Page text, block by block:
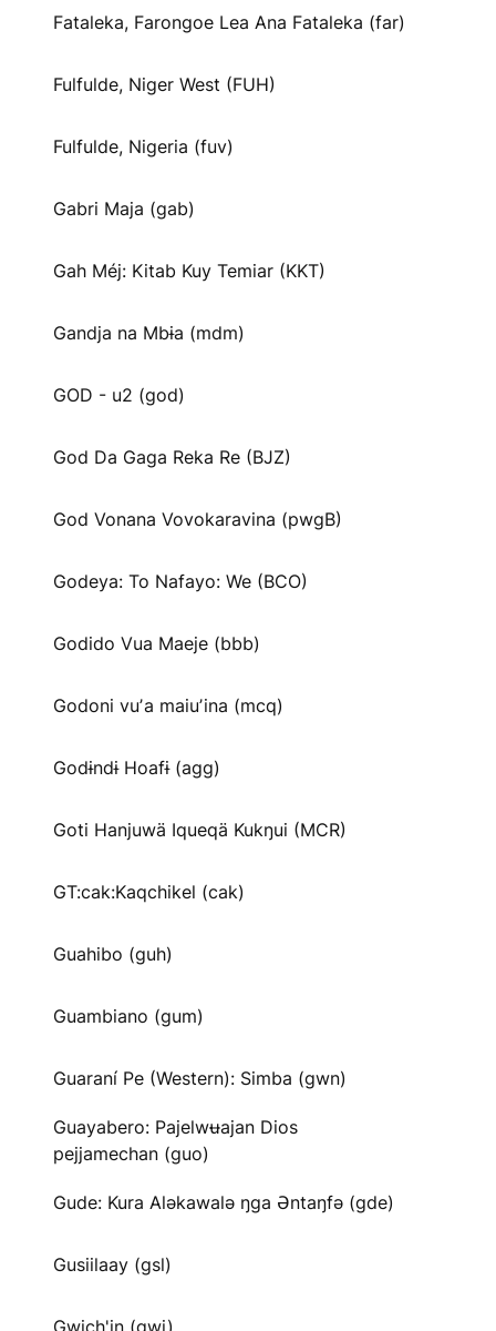
Fataleka, Farongoe Lea Ana Fataleka (far)
Fulfulde, Niger West (FUH)
Fulfulde, Nigeria (fuv)
Gabri Maja (gab)
Gah Méj: Kitab Kuy Temiar (KKT)
Gandja na Mbɨa (mdm)
GOD - u2 (god)
God Da Gaga Reka Re (BJZ)
God Vonana Vovokaravina (pwgB)
Godeya: To Nafayo: We (BCO)
Godido Vua Maeje (bbb)
Godoni vuʼa maiuʼina (mcq)
Godɨndɨ Hoafɨ (agg)
Goti Hanjuwä Iqueqä Kukŋui (MCR)
GT:cak:Kaqchikel (cak)
Guahibo (guh)
Guambiano (gum)
Guaraní Pe (Western): Simba (gwn)
Guayabero: Pajelwʉajan Dios
pejjamechan (guo)
Gude: Kura Aləkawalə ŋga Əntaŋfə (gde)
Gusiilaay (gsl)
Gwich'in (gwi)